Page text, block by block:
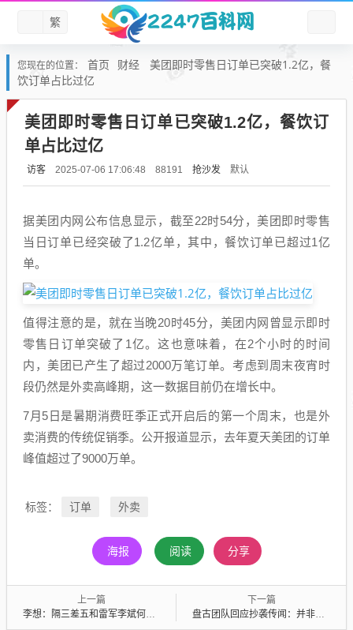
繁
您现在的位置： 首页 财经
美团即时零售日订单已突破1.2亿，餐
饮订单占比过亿
美团即时零售日订单已突破1.2亿，餐饮订
单占比过亿
访客 2025-07-06 17:06:48 88191 抢沙发 默认
据美团内网公布信息显示，截至22时54分，美团即时零售
当日订单已经突破了1.2亿单，其中，餐饮订单已超过1亿
单。
值得注意的是，就在当晚20时45分，美团内网曾显示即时
零售日订单突破了1亿。这也意味着，在2个小时的时间
内，美团已产生了超过2000万笔订单。考虑到周末夜宵时
段仍然是外卖高峰期，这一数据目前仍在增长中。
7月5日是暑期消费旺季正式开启后的第一个周末，也是外
卖消费的传统促销季。公开报道显示，去年夏天美团的订单
峰值超过了9000万单。
标签： 订单 外卖
海报 阅读 分享
上一篇
李想：隔三差五和雷军李斌何小鹏吃饭，坦诚相待提建议
下一篇
盘古团队回应抄袭传闻：并非基于其他厂商模型增量训练而来